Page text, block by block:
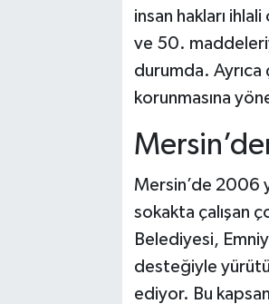
insan hakları
ve 50.
durumda. Ayrıca
korunmasına
Mersin’de 2006
sokakta çalışan
Belediyesi,
desteğiyle
ediyor. Bu